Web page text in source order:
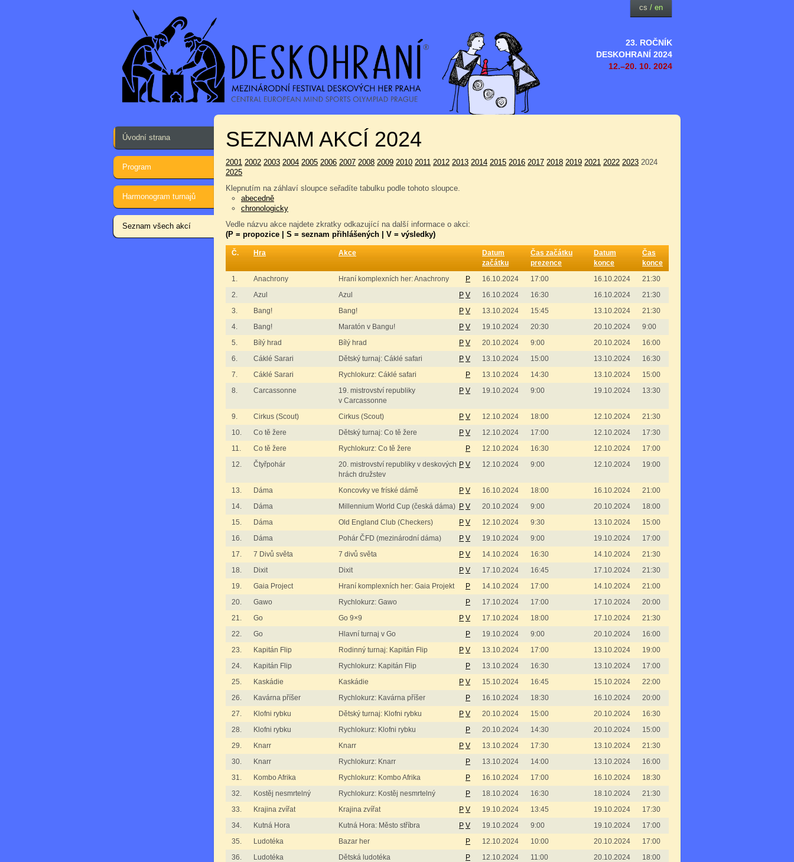
23. ROČNÍK
DESKOHRANÍ 2024
12.–20. 10. 2024
cs / en
Úvodní strana
Program
Harmonogram turnajů
Seznam všech akcí
SEZNAM AKCÍ 2024
2001 2002 2003 2004 2005 2006 2007 2008 2009 2010 2011 2012 2013 2014 2015 2016 2017 2018 2019 2021 2022 2023 2024
2025
Klepnutím na záhlaví sloupce seřadíte tabulku podle tohoto sloupce.
abecedně
chronologicky
Vedle názvu akce najdete zkratky odkazující na další informace o akci:
(P = propozice | S = seznam přihlášených | V = výsledky)
Č. Hra Akce
Datum
začátku
Čas začátku
prezence
Datum
konce
Čas
konce
1.
Anachrony Hraní komplexních her: Anachrony P 16.10.2024 17:00 16.10.2024
21:30
2.
Azul Azul P V 16.10.2024 16:30 16.10.2024
21:30
3.
Bang! Bang! P V 13.10.2024 15:45 13.10.2024
21:30
4.
Bang! Maratón v Bangu! P V 19.10.2024 20:30 20.10.2024
9:00
5.
Bílý hrad Bílý hrad P V 20.10.2024 9:00 20.10.2024
16:00
6.
Cáklé Sarari Dětský turnaj: Cáklé safari P V 13.10.2024 15:00 13.10.2024
16:30
7.
Cáklé Sarari Rychlokurz: Cáklé safari P 13.10.2024 14:30 13.10.2024
15:00
8.
Carcassonne
19. mistrovství republiky
v Carcassonne
P V 19.10.2024 9:00 19.10.2024 13:30
9. Cirkus (Scout) Cirkus (Scout) P V 12.10.2024 18:00 12.10.2024
21:30
10.
Co tě žere Dětský turnaj: Co tě žere P V 12.10.2024 17:00 12.10.2024
17:30
11.
Co tě žere Rychlokurz: Co tě žere P 12.10.2024 16:30 12.10.2024
17:00
12.
Čtyřpohár
20. mistrovství republiky v deskových
hrách družstev
P V 12.10.2024 9:00 12.10.2024 19:00
13. Dáma Koncovky ve fríské dámě P V 16.10.2024 18:00 16.10.2024
21:00
14.
Dáma Millennium World Cup (česká dáma) P V 20.10.2024 9:00 20.10.2024
18:00
15.
Dáma Old England Club (Checkers) P V 12.10.2024 9:30 13.10.2024
15:00
16.
Dáma Pohár ČFD (mezinárodní dáma) P V 19.10.2024 9:00 19.10.2024
17:00
17.
7 Divů světa 7 divů světa P V 14.10.2024 16:30 14.10.2024
21:30
18.
Dixit Dixit P V 17.10.2024 16:45 17.10.2024
21:30
19.
Gaia Project Hraní komplexních her: Gaia Projekt P 14.10.2024 17:00 14.10.2024
21:00
20.
Gawo Rychlokurz: Gawo P 17.10.2024 17:00 17.10.2024
20:00
21.
Go Go 9×9 P V 17.10.2024 18:00 17.10.2024
21:30
22.
Go Hlavní turnaj v Go P 19.10.2024 9:00 20.10.2024
16:00
23.
Kapitán Flip Rodinný turnaj: Kapitán Flip P V 13.10.2024 17:00 13.10.2024
19:00
24.
Kapitán Flip Rychlokurz: Kapitán Flip P 13.10.2024 16:30 13.10.2024
17:00
25.
Kaskádie Kaskádie P V 15.10.2024 16:45 15.10.2024
22:00
26.
Kavárna příšer Rychlokurz: Kavárna příšer P 16.10.2024 18:30 16.10.2024
20:00
27.
Klofni rybku Dětský turnaj: Klofni rybku P V 20.10.2024 15:00 20.10.2024
16:30
28.
Klofni rybku Rychlokurz: Klofni rybku P 20.10.2024 14:30 20.10.2024
15:00
29.
Knarr Knarr P V 13.10.2024 17:30 13.10.2024
21:30
30.
Knarr Rychlokurz: Knarr P 13.10.2024 14:00 13.10.2024
16:00
31.
Kombo Afrika Rychlokurz: Kombo Afrika P 16.10.2024 17:00 16.10.2024
18:30
32.
Kostěj nesmrtelný Rychlokurz: Kostěj nesmrtelný P 18.10.2024 16:30 18.10.2024
21:30
33.
Krajina zvířat Krajina zvířat P V 19.10.2024 13:45 19.10.2024
17:30
34.
Kutná Hora Kutná Hora: Město stříbra P V 19.10.2024 9:00 19.10.2024
17:00
35.
Ludotéka Bazar her P 12.10.2024 10:00 20.10.2024
17:00
36.
Ludotéka Dětská ludotéka P 12.10.2024 11:00 20.10.2024
18:00